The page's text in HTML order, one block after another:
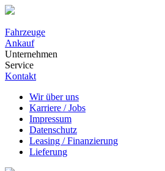
Fahrzeuge
Ankauf
Unternehmen
Service
Kontakt
Wir über uns
Karriere / Jobs
Impressum
Datenschutz
Leasing / Finanzierung
Lieferung